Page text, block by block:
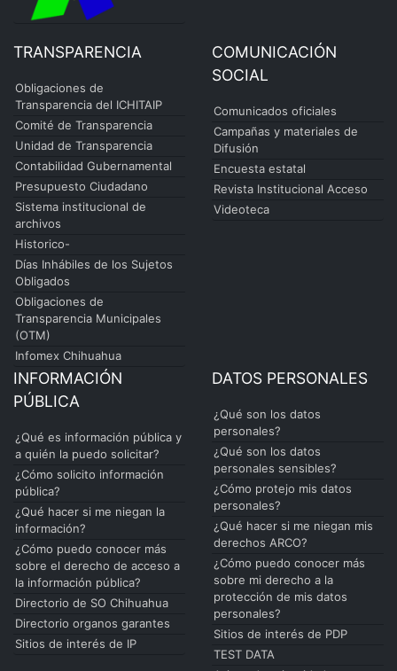
TRANSPARENCIA
Obligaciones de
Transparencia del ICHITAIP
Comité de Transparencia
Unidad de Transparencia
Contabilidad Gubernamental
Presupuesto Ciudadano
Sistema institucional de
archivos
Historico-
Días Inhábiles de los Sujetos
Obligados
Obligaciones de
Transparencia Municipales
(OTM)
Infomex Chihuahua
COMUNICACIÓN
SOCIAL
Comunicados oficiales
Campañas y materiales de
Difusión
Encuesta estatal
Revista Institucional Acceso
Videoteca
INFORMACIÓN
PÚBLICA
¿Qué es información pública y
a quién la puedo solicitar?
¿Cómo solicito información
pública?
¿Qué hacer si me niegan la
información?
¿Cómo puedo conocer más
sobre el derecho de acceso a
la información pública?
Directorio de SO Chihuahua
Directorio organos garantes
Sitios de interés de IP
DATOS PERSONALES
¿Qué son los datos
personales?
¿Qué son los datos
personales sensibles?
¿Cómo protejo mis datos
personales?
¿Qué hacer si me niegan mis
derechos ARCO?
¿Cómo puedo conocer más
sobre mi derecho a la
protección de mis datos
personales?
Sitios de interés de PDP
TEST DATA